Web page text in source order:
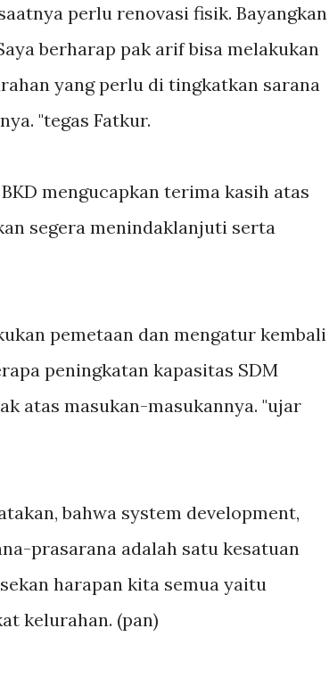
perlu renovasi fisik. Bayangkan
berharap pak arif bisa melakukan
yang perlu di tingkatkan sarana
"tegas Fatkur.
mengucapkan terima kasih atas
segera menindaklanjuti serta
pemetaan dan mengatur kembali
peningkatan kapasitas SDM
atas masukan-masukannya. "ujar
bahwa system development,
prasarana adalah satu kesatuan
harapan kita semua yaitu
kelurahan. (pan)